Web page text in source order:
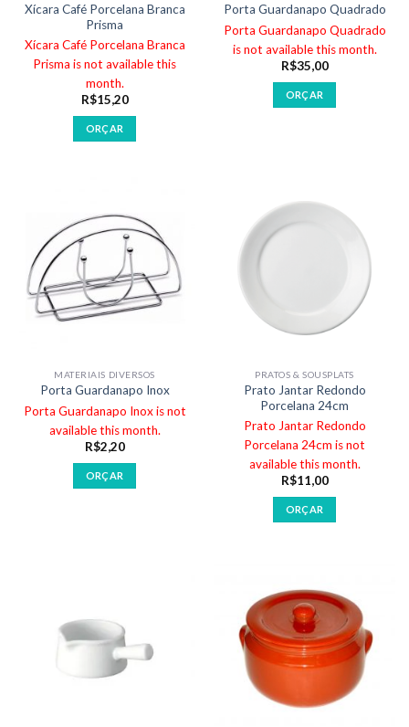
Xícara Café Porcelana Branca
Prisma
Xícara Café Porcelana Branca
Prisma is not available this
month.
R$15,20
ORÇAR
Porta Guardanapo Quadrado
Porta Guardanapo Quadrado
is not available this month.
R$35,00
ORÇAR
MATERIAIS DIVERSOS
Porta Guardanapo Inox
Porta Guardanapo Inox is not
available this month.
R$2,20
ORÇAR
PRATOS & SOUSPLATS
Prato Jantar Redondo
Porcelana 24cm
Prato Jantar Redondo
Porcelana 24cm is not
available this month.
R$11,00
ORÇAR